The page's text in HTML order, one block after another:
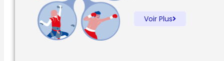
Voir Plus